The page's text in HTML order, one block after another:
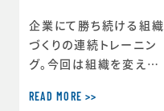
ターを務める各
企業にて勝ち続ける組織
づくりの連続トレーニン
グ。今回は組織を変える
ずは、リサーチベースの
READ MORE >>